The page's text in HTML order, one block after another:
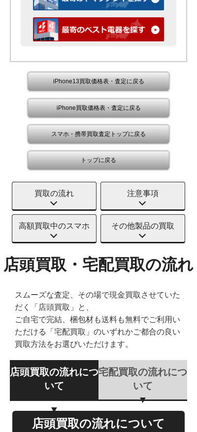
iPhone13買取価格表・査定に戻る
iPhone買取価格表・査定に戻る
スマホ・携帯買取査定トップに戻る
トップに戻る
買取の流れ 注意事項
高額買取中のスマホ その他製品の買取
店頭買取・宅配買取の流れ
スムーズな査定、その場で現金買取させていた
だく「店頭買取」と、
ご自宅で完結、梱包材も送料も無料でご利用い
ただける「宅配買取」のいずれかご都合の良い
買取方法をお選びいただけます。
店頭買取の流れにつ
いて
宅配買取の流れにつ
いて
店頭買取の流れについて